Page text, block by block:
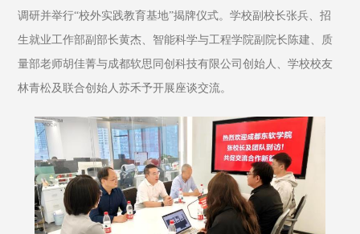
调研并举行“校外实践教育基地”揭牌仪式。学校副校长张兵、招
生就业工作部副部长黄杰、智能科学与工程学院副院长陈建、质
量部老师胡佳菁与成都软思同创科技有限公司创始人、学校校友
林青松及联合创始人苏禾予开展座谈交流。